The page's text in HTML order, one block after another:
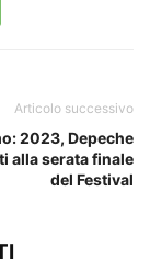
Articolo successivo
2023, Depeche
alla serata finale
del Festival